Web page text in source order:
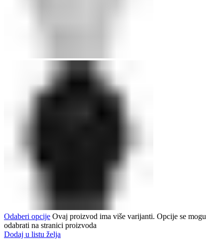
Odaberi opcije Ovaj proizvod ima više varijanti. Opcije se mogu
odabrati na stranici proizvoda
Dodaj u listu želja